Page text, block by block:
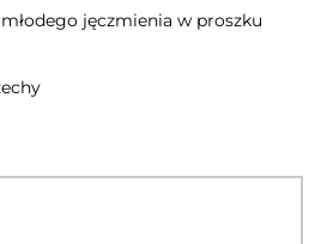
jęczmienia w proszku